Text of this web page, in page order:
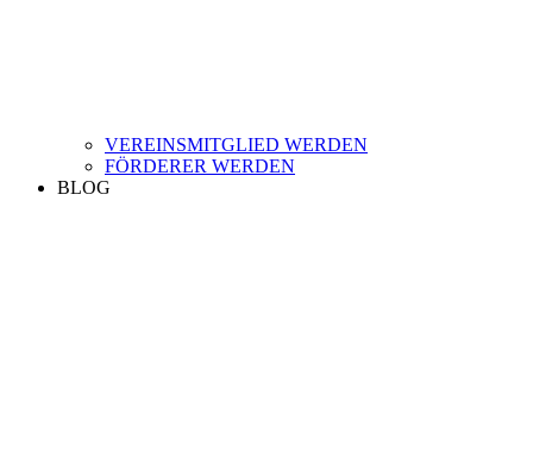
VEREINSMITGLIED WERDEN
FÖRDERER WERDEN
BLOG